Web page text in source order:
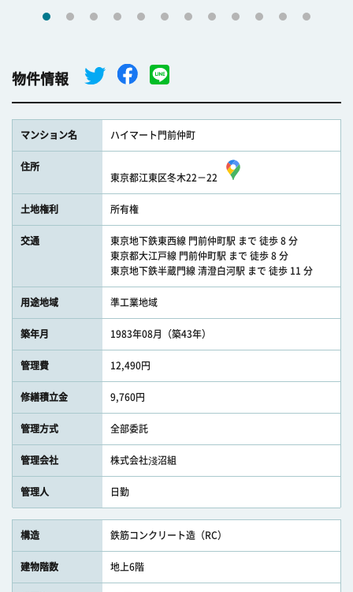
物件情報
マンション名 ハイマート門前仲町
住所
東京都江東区冬木22－22
土地権利 所有権
交通
東京地下鉄東西線 門前仲町駅 まで 徒歩 8 分
東京都大江戸線 門前仲町駅 まで 徒歩 8 分
東京地下鉄半蔵門線 清澄白河駅 まで 徒歩 11 分
用途地域 準工業地域
築年月 1983年08月（築43年）
管理費 12,490円
修繕積立金 9,760円
管理方式 全部委託
管理会社 株式会社淺沼組
管理人 日勤
構造 鉄筋コンクリート造（RC）
建物階数 地上6階